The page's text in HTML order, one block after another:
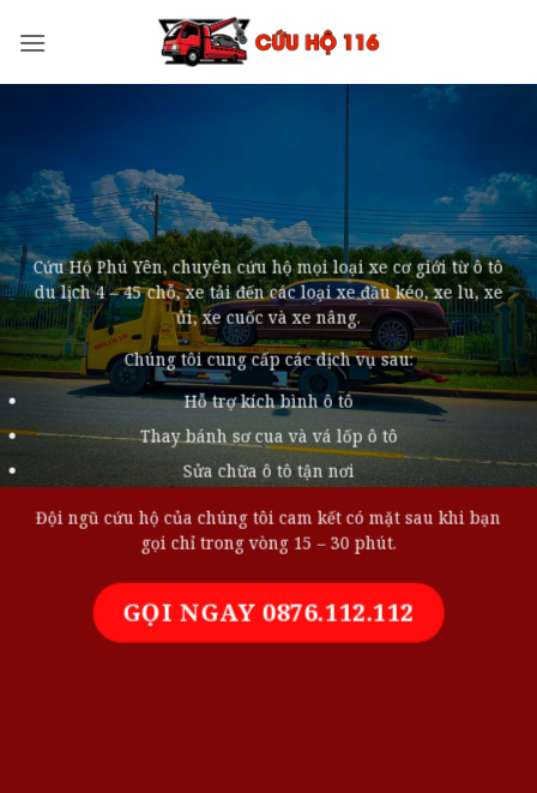
qua
Cứu Hộ Phú Yên, chuyên cứu hộ mọi loại xe cơ giới từ ô tô
du lịch 4 – 45 chỗ, xe tải đến các loại xe đầu kéo, xe lu, xe
ủi, xe cuốc và xe nâng.
Chúng tôi cung cấp các dịch vụ sau:
Hỗ trợ kích bình ô tô
Thay bánh sơ cua và vá lốp ô tô
Sửa chữa ô tô tận nơi
Đội ngũ cứu hộ của chúng tôi cam kết có mặt sau khi bạn
gọi chỉ trong vòng 15 – 30 phút.
GỌI NGAY 0876.112.112